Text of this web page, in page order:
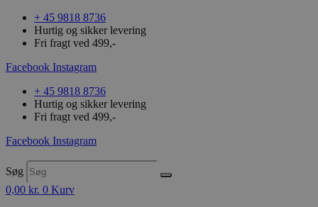
+ 45 9818 8736
Hurtig og sikker levering
Fri fragt ved 499,-
Facebook Instagram
+ 45 9818 8736
Hurtig og sikker levering
Fri fragt ved 499,-
Facebook Instagram
Søg
0,00 kr. 0 Kurv